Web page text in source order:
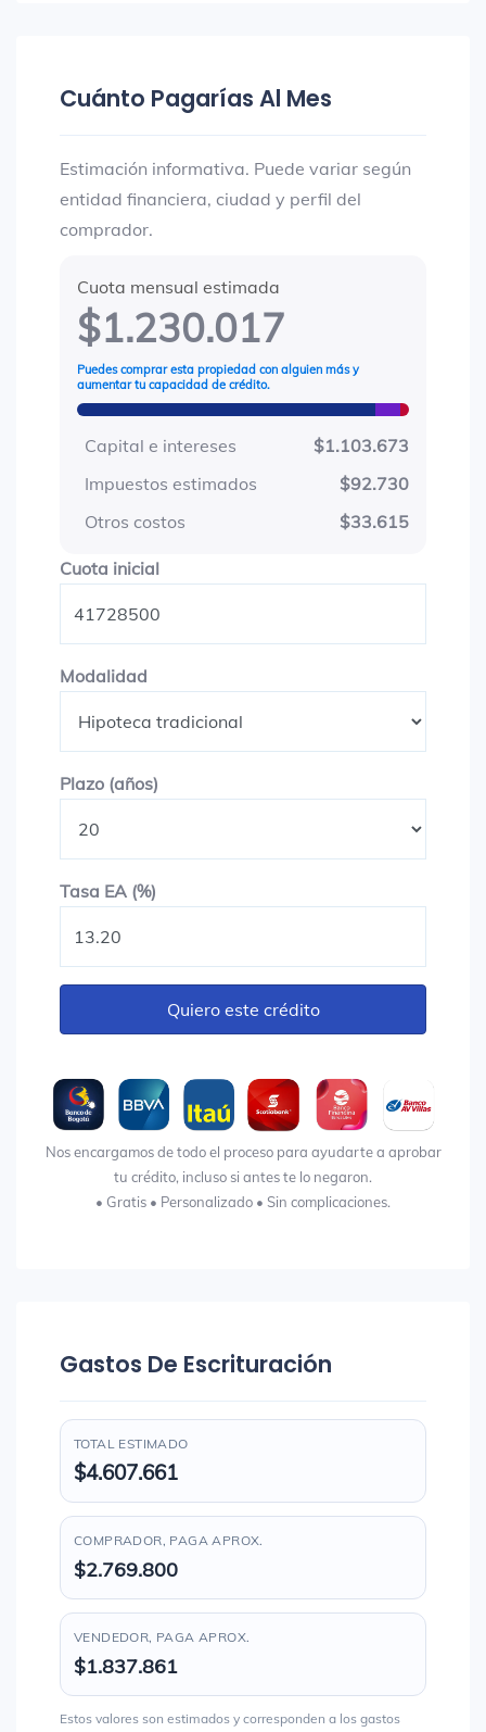
Cuánto Pagarías Al Mes
Estimación informativa. Puede variar según
entidad financiera, ciudad y perfil del
comprador.
Cuota mensual estimada
$1.230.017
Puedes comprar esta propiedad con alguien más y
aumentar tu capacidad de crédito.
Capital e intereses
$1.103.673
Impuestos estimados
$92.730
Otros costos
$33.615
Cuota inicialCuota inicial
Modalidad
Plazo (años)
Tasa EA (%)
Quiero este crédito
Nos encargamos de todo el proceso para ayudarte a aprobar
tu crédito, incluso si antes te lo negaron.
• Gratis • Personalizado • Sin complicaciones.
Gastos De Escrituración
TOTAL ESTIMADO
$4.607.661
COMPRADOR, PAGA APROX.
$2.769.800
VENDEDOR, PAGA APROX.
$1.837.861
Estos valores son estimados y corresponden a los gastos